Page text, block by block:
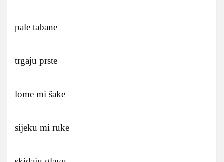
pale tabane
trgaju prste
lome mi šake
sijeku mi ruke